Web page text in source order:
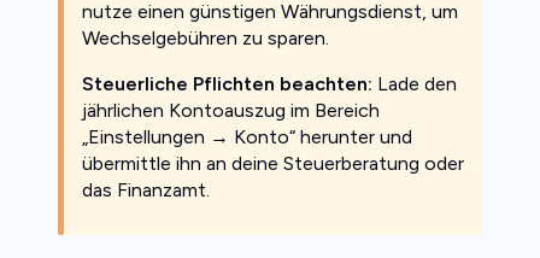
nutze einen günstigen Währungsdienst, um
Wechselgebühren zu sparen.
Steuerliche Pflichten beachten: Lade den
jährlichen Kontoauszug im Bereich
„Einstellungen → Konto“ herunter und
übermittle ihn an deine Steuerberatung oder
das Finanzamt.